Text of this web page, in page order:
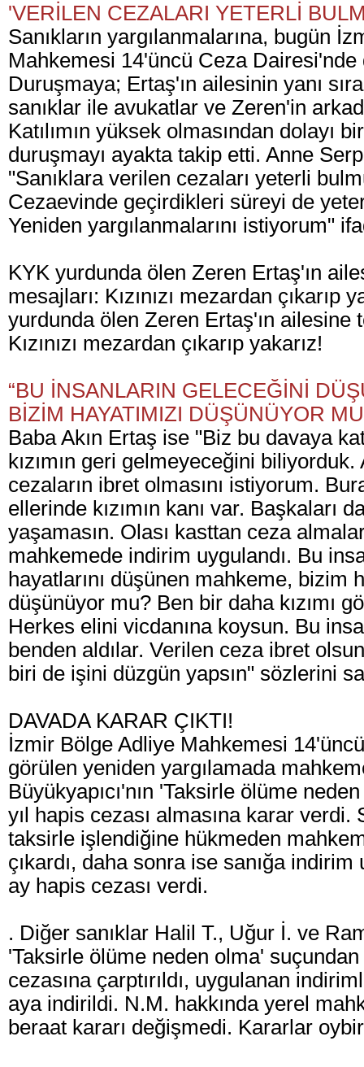
'VERİLEN CEZALARI YETERLİ
Sanıkların yargılanmalarına, bugün
Mahkemesi 14'üncü Ceza
Duruşmaya; Ertaş'ın ailesinin yanı
sanıklar ile avukatlar ve Zeren'in
Katılımın yüksek olmasından dolayı
duruşmayı ayakta takip etti. Anne
"Sanıklara verilen cezaları yeterli
Cezaevinde geçirdikleri süreyi de
Yeniden yargılanmalarını istiyorum"
KYK yurdunda ölen Zeren Ertaş'ın
mesajları: Kızınızı mezardan çıkarıp
yurdunda ölen Zeren Ertaş'ın ailesine
Kızınızı mezardan çıkarıp yakarız!
“BU İNSANLARIN GELECEĞİNİ
BİZİM HAYATIMIZI DÜŞÜNÜYOR
Baba Akın Ertaş ise "Biz bu davaya
kızımın geri gelmeyeceğini
cezaların ibret olmasını istiyorum.
ellerinde kızımın kanı var. Başkaları
yaşamasın. Olası kasttan ceza
mahkemede indirim uygulandı. Bu
hayatlarını düşünen mahkeme, bizim
düşünüyor mu? Ben bir daha kızımı
Herkes elini vicdanına koysun. Bu
benden aldılar. Verilen ceza ibret
biri de işini düzgün yapsın" sözlerini
DAVADA KARAR ÇIKTI!
İzmir Bölge Adliye Mahkemesi
görülen yeniden yargılamada
Büyükyapıcı'nın 'Taksirle ölüme
yıl hapis cezası almasına karar verdi.
taksirle işlendiğine hükmeden
çıkardı, daha sonra ise sanığa
ay hapis cezası verdi.
. Diğer sanıklar Halil T., Uğur İ. ve
'Taksirle ölüme neden olma' suçundan
cezasına çarptırıldı, uygulanan
aya indirildi. N.M. hakkında yerel
beraat kararı değişmedi. Kararlar